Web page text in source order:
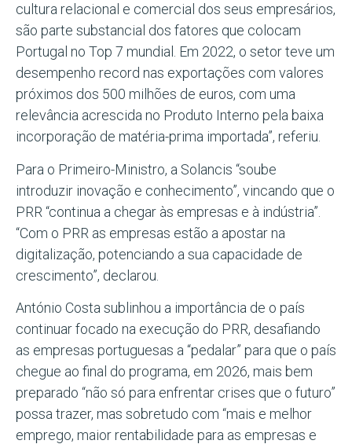
cultura relacional e comercial dos seus empresários,
são parte substancial dos fatores que colocam
Portugal no Top 7 mundial. Em 2022, o setor teve um
desempenho record nas exportações com valores
próximos dos 500 milhões de euros, com uma
relevância acrescida no Produto Interno pela baixa
incorporação de matéria-prima importada”, referiu.
Para o Primeiro-Ministro, a Solancis “soube
introduzir inovação e conhecimento”, vincando que o
PRR “continua a chegar às empresas e à indústria”.
“Com o PRR as empresas estão a apostar na
digitalização, potenciando a sua capacidade de
crescimento”, declarou.
António Costa sublinhou a importância de o país
continuar focado na execução do PRR, desafiando
as empresas portuguesas a “pedalar” para que o país
chegue ao final do programa, em 2026, mais bem
preparado “não só para enfrentar crises que o futuro”
possa trazer, mas sobretudo com “mais e melhor
emprego, maior rentabilidade para as empresas e